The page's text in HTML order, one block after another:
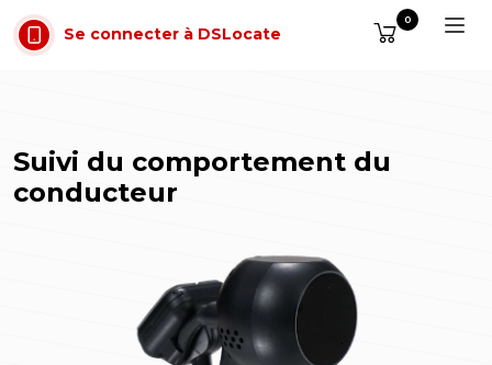
Aller au contenu
Se connecter à DSLocate
0
Suivi du comportement du
conducteur